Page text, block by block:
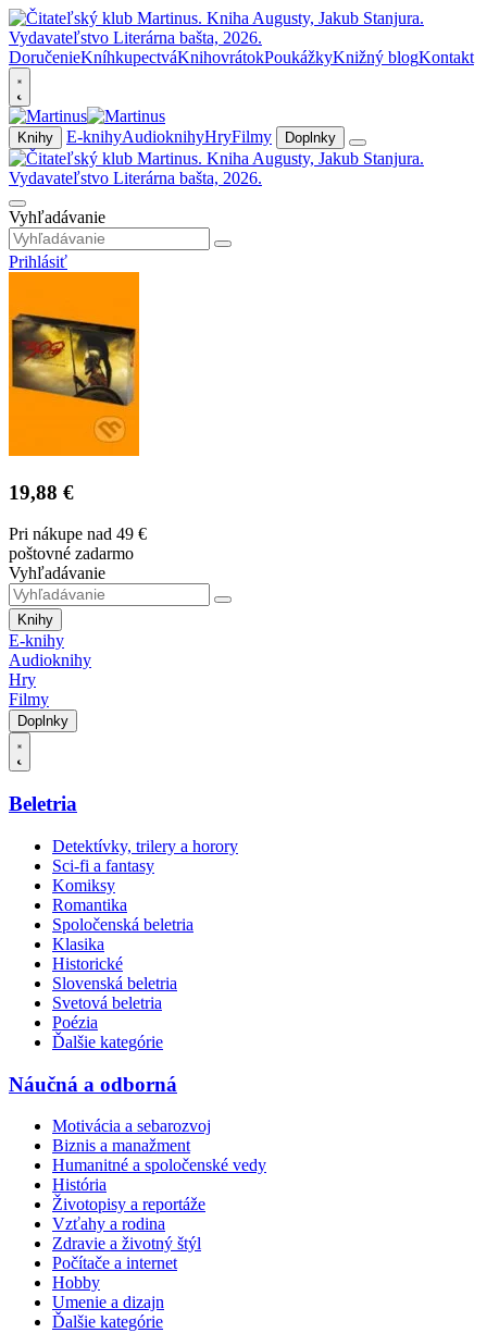
DoručenieKníhkupectváKnihovrátokPoukážkyKnižný blogKontakt
Knihy E-knihyAudioknihyHryFilmy Doplnky
Vyhľadávanie
Prihlásiť
19,88 €
Pri nákupe nad 49 €
poštovné zadarmo
Vyhľadávanie
Knihy
E-knihy
Audioknihy
Hry
Filmy
Doplnky
Beletria
Detektívky, trilery a horory
Sci-fi a fantasy
Komiksy
Romantika
Spoločenská beletria
Klasika
Historické
Slovenská beletria
Svetová beletria
Poézia
Ďalšie kategórie
Náučná a odborná
Motivácia a sebarozvoj
Biznis a manažment
Humanitné a spoločenské vedy
História
Životopisy a reportáže
Vzťahy a rodina
Zdravie a životný štýl
Počítače a internet
Hobby
Umenie a dizajn
Ďalšie kategórie